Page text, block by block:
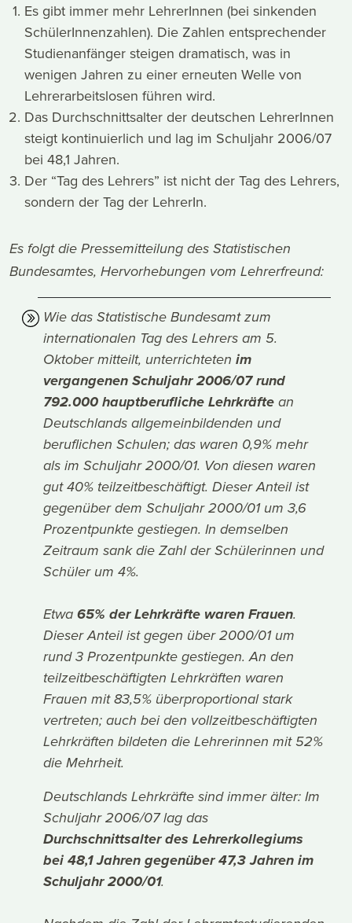
Es gibt immer mehr LehrerInnen (bei sinkenden
SchülerInnenzahlen). Die Zahlen entsprechender
Studienanfänger steigen dramatisch, was in
wenigen Jahren zu einer erneuten Welle von
Lehrerarbeitslosen führen wird.
Das Durchschnittsalter der deutschen LehrerInnen
steigt kontinuierlich und lag im Schuljahr 2006/07
bei 48,1 Jahren.
Der “Tag des Lehrers” ist nicht der Tag des Lehrers,
sondern der Tag der LehrerIn.
Es folgt die Pressemitteilung des Statistischen
Bundesamtes, Hervorhebungen vom Lehrerfreund:
Wie das Statistische Bundesamt zum
internationalen Tag des Lehrers am 5.
Oktober mitteilt, unterrichtetenim
vergangenen Schuljahr 2006/07 rund
792.000 hauptberufliche Lehrkräfte an
Deutschlands allgemeinbildenden und
beruflichen Schulen; das waren 0,9% mehr
als im Schuljahr 2000/01. Von diesen waren
gut 40% teilzeitbeschäftigt. Dieser Anteil ist
gegenüber dem Schuljahr 2000/01 um 3,6
Prozentpunkte gestiegen. In demselben
Zeitraum sank die Zahl der Schülerinnen und
Schüler um 4%.
Etwa65% der Lehrkräfte waren Frauen.
Dieser Anteil ist gegen über 2000/01 um
rund 3 Prozentpunkte gestiegen. An den
teilzeitbeschäftigten Lehrkräften waren
Frauen mit 83,5% überproportional stark
vertreten; auch bei den vollzeitbeschäftigten
Lehrkräften bildeten die Lehrerinnen mit 52%
die Mehrheit.
Deutschlands Lehrkräfte sind immer älter: Im
Schuljahr 2006/07 lag das
Durchschnittsalter des Lehrerkollegiums
bei 48,1 Jahren gegenüber 47,3 Jahren im
Schuljahr 2000/01.